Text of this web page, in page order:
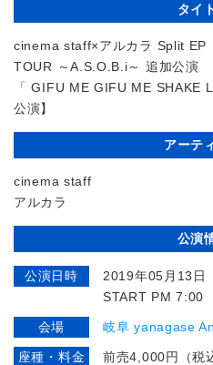
タイ
cinema staff×アルカラ Split EP
TOUR ～A.S.O.B.i～ 追加公演
「 GIFU ME GIFU ME SHAKE
公演】
アーテ
cinema staff
アルカラ
公演
公演日時
2019年05月13日
START PM 7:00
会場 岐阜 yanagase
座種・料金
前売4,000円（税